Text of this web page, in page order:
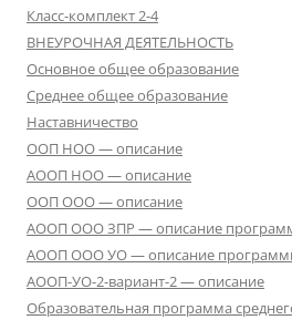
Класс-комплект 2-4
ВНЕУРОЧНАЯ ДЕЯТЕЛЬНОСТЬ
Основное общее образование
Среднее общее образование
Наставничество
ООП НОО — описание
АООП НОО — описание
ООП ООО — описание
АООП ООО ЗПР — описание
АООП ООО УО — описание
АООП-УО-2-вариант-2 — описание
Образовательная программа